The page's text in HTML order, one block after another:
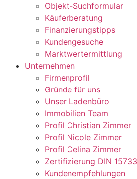
Objekt-Suchformular
Käuferberatung
Finanzierungstipps
Kundengesuche
Marktwertermittlung
Unternehmen
Firmenprofil
Gründe für uns
Unser Ladenbüro
Immobilien Team
Profil Christian Zimmer
Profil Nicole Zimmer
Profil Celina Zimmer
Zertifizierung DIN 15733
Kundenempfehlungen